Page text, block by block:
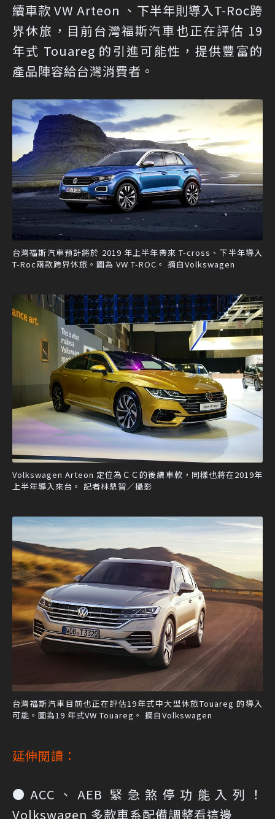
續車款 VW Arteon 、下半年則導入T-Roc跨
界休旅 ，目前台灣福斯汽車也正在評估 19
年式 Touareg 的引進可能性，提供豐富的
產品陣容給台灣消費者。
台灣福斯汽車預計將於 2019 年上半年帶來 T-cross、下半年導入
T-Roc兩款跨界休旅。圖為 VW T-ROC。 摘自Volkswagen
Volkswagen Arteon 定位為ＣＣ的後續車款，同樣也將在2019年
上半年導入來台。 記者林鼎智／攝影
台灣福斯汽車目前也正在評估19年式中大型休旅Touareg 的導入
可能。圖為19 年式VW Touareg。 摘自Volkswagen
延伸閱讀：
●ACC、AEB 緊急煞停功能入列！
Volkswagen 多款車系配備調整看這邊